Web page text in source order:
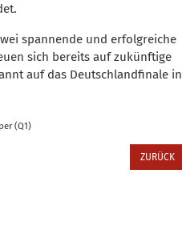
spannende und erfolgreiche
sich bereits auf zukünftige
auf das Deutschlandfinale in
(Q1)
ZURÜCK